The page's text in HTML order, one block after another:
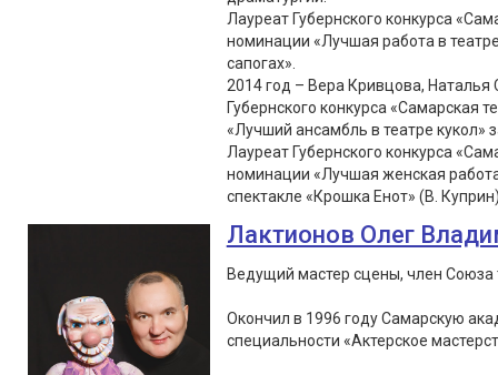
Лауреат Губернского конкурса
номинации «Лучшая работа в
сапогах».
2014 год – Вера Кривцова,
Губернского конкурса «Самарская
«Лучший ансамбль в театре кукол»
Лауреат Губернского конкурса
номинации «Лучшая женская
спектакле «Крошка Енот» (В.
Лактионов Олег
Ведущий мастер сцены, член Союза
Окончил в 1996 году Самарскую
специальности «Актерское